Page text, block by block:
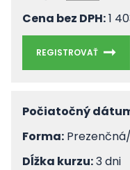
Cena bez DPH:1
REGISTROVAŤ
Počiatočný
Forma:
Dĺžka kurzu:3 dni